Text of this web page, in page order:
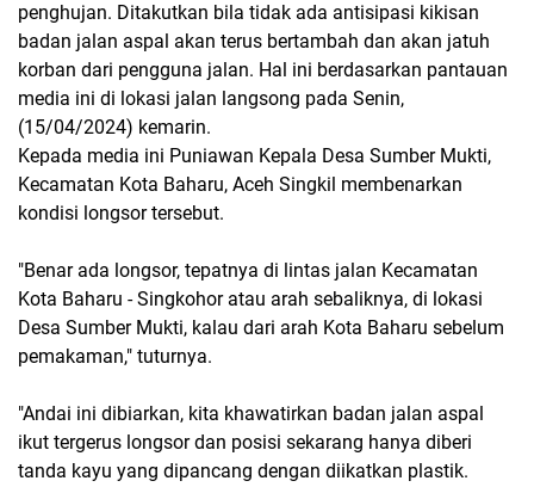
penghujan. Ditakutkan bila tidak ada antisipasi kikisan
badan jalan aspal akan terus bertambah dan akan jatuh
korban dari pengguna jalan. Hal ini berdasarkan pantauan
media ini di lokasi jalan langsong pada Senin,
(15/04/2024) kemarin.
Kepada media ini Puniawan Kepala Desa Sumber Mukti,
Kecamatan Kota Baharu, Aceh Singkil membenarkan
kondisi longsor tersebut.
"Benar ada longsor, tepatnya di lintas jalan Kecamatan
Kota Baharu - Singkohor atau arah sebaliknya, di lokasi
Desa Sumber Mukti, kalau dari arah Kota Baharu sebelum
pemakaman," tuturnya.
"Andai ini dibiarkan, kita khawatirkan badan jalan aspal
ikut tergerus longsor dan posisi sekarang hanya diberi
tanda kayu yang dipancang dengan diikatkan plastik.